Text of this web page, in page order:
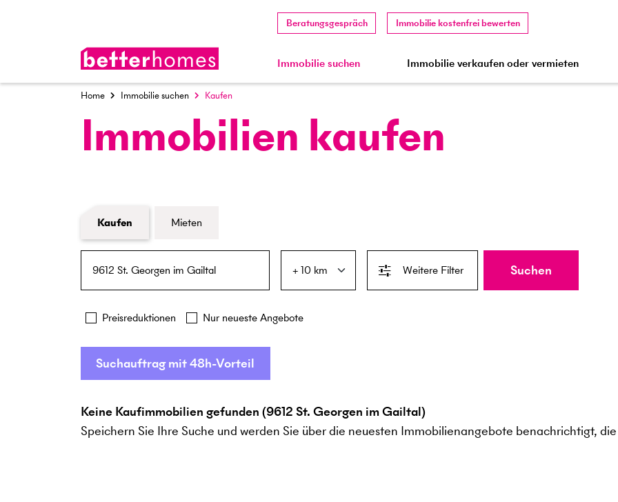
Beratungsgespräch Immobilie kostenfrei bewerten
Immobilie suchen Immobilie verkaufen oder vermieten
Home Immobilie suchen Kaufen
Immobilien kaufen
Formular Immobiliensuche
Kaufen
Mieten
Weitere Filter
Preisreduktionen Nur neueste Angebote
Suchen
Suchauftrag mit 48h-Vorteil
Keine Kaufimmobilien gefunden (9612 St. Georgen im Gailtal)
Speichern Sie Ihre Suche und werden Sie über die neuesten Immobilienangebote benachrichtigt,